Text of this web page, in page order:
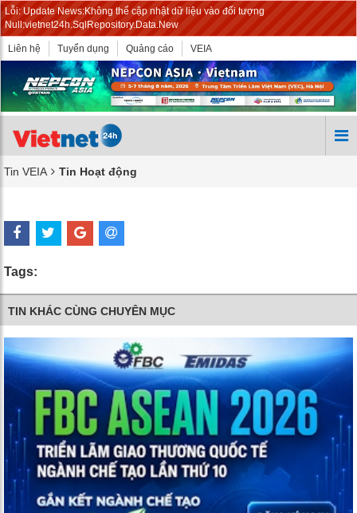
Lỗi: Update News:Không thể cập nhật dữ liệu vào đối tượng
Null:vietnet24h.SqlRepository.Data.New
Liên hệ Tuyển dụng Quảng cáo VEIA
Tin VEIA Tin Hoạt động
Tags:
TIN KHÁC CÙNG CHUYÊN MỤC